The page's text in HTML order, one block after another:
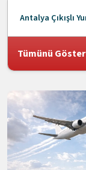
Tümünü Göster